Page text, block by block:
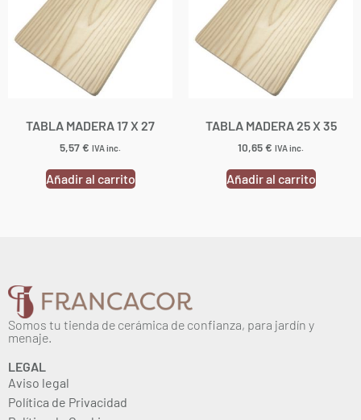
TABLA MADERA 17 X 27
5,57€ IVA inc.
Añadir al carrito
TABLA MADERA 25 X 35
10,65€ IVA inc.
Añadir al carrito
Somos tu tienda de cerámica de confianza, para jardín y
menaje.
LEGAL
Aviso legal
Política de Privacidad